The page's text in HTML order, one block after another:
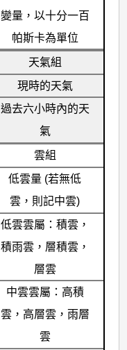
變量，以十分一百
帕斯卡為單位
天氣組
現時的天氣
過去六小時內的天
氣
雲組
低雲量 (若無低
雲，則記中雲)
低雲雲屬：積雲，
積雨雲，層積雲，
層雲
中雲雲屬：高積
雲，高層雲，雨層
雲